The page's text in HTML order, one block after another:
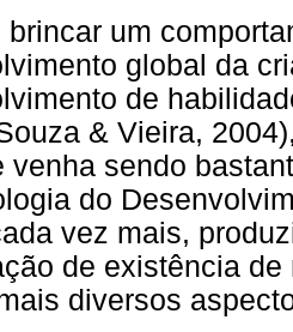
brincar um
global da
de
& Vieira,
venha sendo
do
vez mais,
de existência
diversos